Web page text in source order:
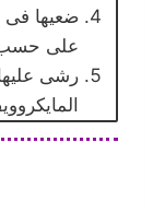
على
رشى